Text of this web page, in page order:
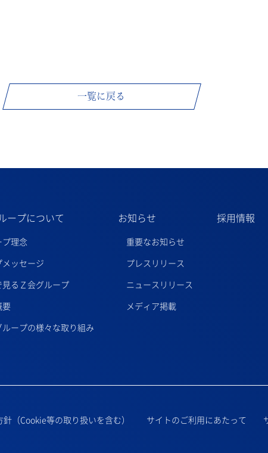
一覧に戻る
ープについて
プ理念
メッセージ
るＺ会グループ
要
ループの様々な取り組み
お知らせ
重要なお知らせ
プレスリリース
ニュースリリース
メディア掲載
採用情報
（Cookie等の取り扱いを含む） サイトのご利用にあたって